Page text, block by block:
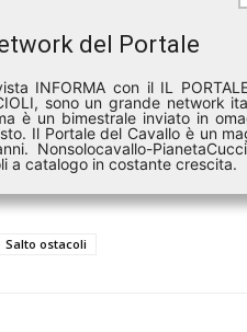
del Portale
INFORMA con il IL
sono un grande network
è un bimestrale inviato in
Il Portale del Cavallo è un
Nonsolocavallo-
a catalogo in costante crescita.
Salto ostacoli